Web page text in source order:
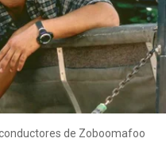
de Zoboomafoo